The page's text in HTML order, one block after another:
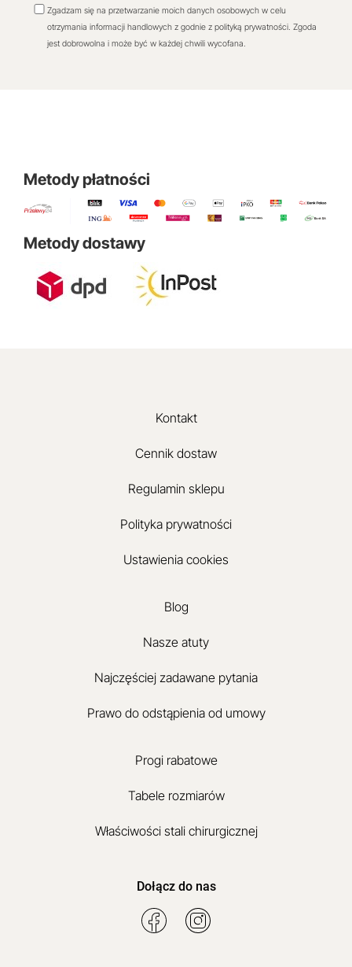
Zgadzam się na przetwarzanie moich danych osobowych w celu
otrzymania informacji handlowych z godnie z polityką prywatności. Zgoda
jest dobrowolna i może być w każdej chwili wycofana.
Metody płatności
Metody dostawy
Kontakt
Cennik dostaw
Regulamin sklepu
Polityka prywatności
Ustawienia cookies
Blog
Nasze atuty
Najczęściej zadawane pytania
Prawo do odstąpienia od umowy
Progi rabatowe
Tabele rozmiarów
Właściwości stali chirurgicznej
Dołącz do nas